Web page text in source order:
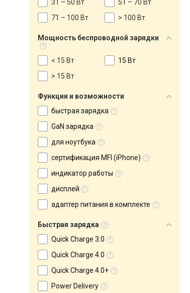
31 – 50 Вт
51 – 70 Вт
71 – 100 Вт
> 100 Вт
Мощность беспроводной зарядки
< 15 Вт
15 Вт
> 15 Вт
Функции и возможности
быстрая зарядка
GaN зарядка
для ноутбука
сертификация MFI (iPhone)
индикатор работы
дисплей
адаптер питания в комплекте
Быстрая зарядка
Quick Charge 3.0
Quick Charge 4.0
Quick Charge 4.0+
Power Delivery